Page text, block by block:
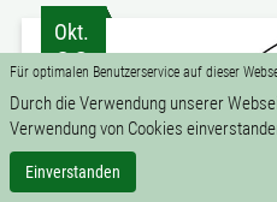
Für optimalen Benutzerservice auf dieser
Durch die Verwendung unserer
Verwendung von Cookies
Einverstanden
Okt.
23
2026